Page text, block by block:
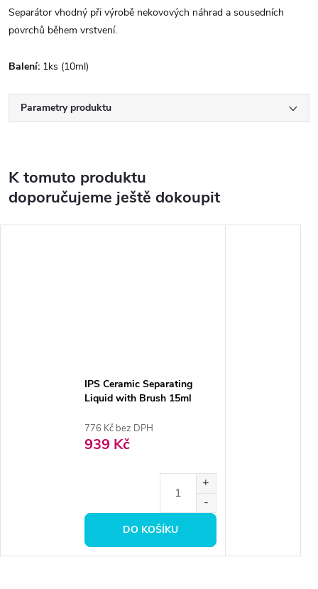
Separátor vhodný při výrobě nekovových náhrad a sousedních
povrchů během vrstvení.
Balení: 1ks (10ml)
Parametry produktu
K tomuto produktu
doporučujeme ještě dokoupit
IPS Ceramic Separating
Liquid with Brush 15ml
776 Kč bez DPH
939 Kč
DO KOŠÍKU